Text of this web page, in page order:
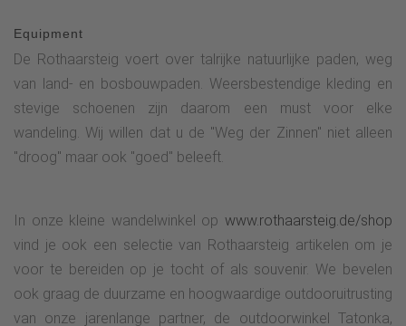
Equipment
De Rothaarsteig voert over talrijke natuurlijke paden, weg
van land- en bosbouwpaden. Weersbestendige kleding en
stevige schoenen zijn daarom een must voor elke
wandeling. Wij willen dat u de "Weg der Zinnen" niet alleen
"droog" maar ook "goed" beleeft.
In onze kleine wandelwinkel op www.rothaarsteig.de/shop
vind je ook een selectie van Rothaarsteig artikelen om je
voor te bereiden op je tocht of als souvenir. We bevelen
ook graag de duurzame en hoogwaardige outdooruitrusting
van onze jarenlange partner, de outdoorwinkel Tatonka,